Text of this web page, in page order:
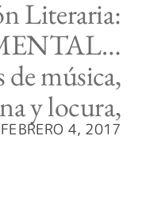
Literaria:
música,
y locura,
FEBRERO 4, 2017